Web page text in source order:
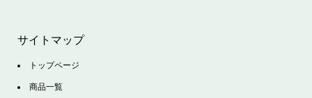
サイトマップ
トップページ
商品一覧